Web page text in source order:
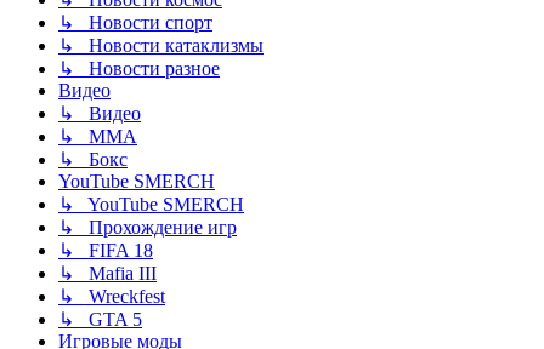
↳ Новости спорт
↳ Новости катаклизмы
↳ Новости разное
Видео
↳ Видео
↳ ММА
↳ Бокс
YouTube SMERCH
↳ YouTube SMERCH
↳ Прохождение игр
↳ FIFA 18
↳ Mafia III
↳ Wreckfest
↳ GTA 5
Игровые моды